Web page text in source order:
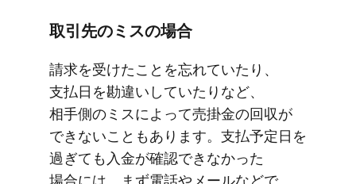
取引先の​ミスの​場合
請求を​受けた​ことを​忘れていたり、​
支払日を​勘違いしていたりなど、​
相手側の​ミスに​よって​売掛金の​回収が​
できない​こともあります。​支払予定日を​
過ぎても​入金が​確認できなかった​
場合には、​まず​電話や​メールなどで​